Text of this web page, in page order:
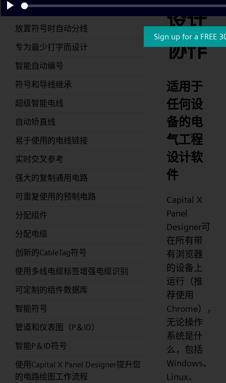
新的自动装配功能可以自动连接符号
放置符号时自动分线
专为最少打字而设计
智能自动编号
符号和导线继承
超级智能电线
自动矫直线
易于使用的电线链接
实时交叉参考
强大的复制通用电路
可重复使用的预制电路
分配组件
分配电缆
创新的CableTag符号
使用多线电缆标签增强电缆识别
可定制的组件数据库
智能符号
管道和仪表图（P＆ID）
智能P＆ID符号
使用Capital X Panel Designer提升您
的电路绘图工作流程
设计
协作
适用于
任何设
备的电
气工程
设计软
件
Capital X
Panel
Designer可
在所有带
有浏览器
的设备上
运行（推
荐使用
Chrome），
无论操作
系统是什
么，包括
Windows、
Linux、
Play
Sign up for a FREE